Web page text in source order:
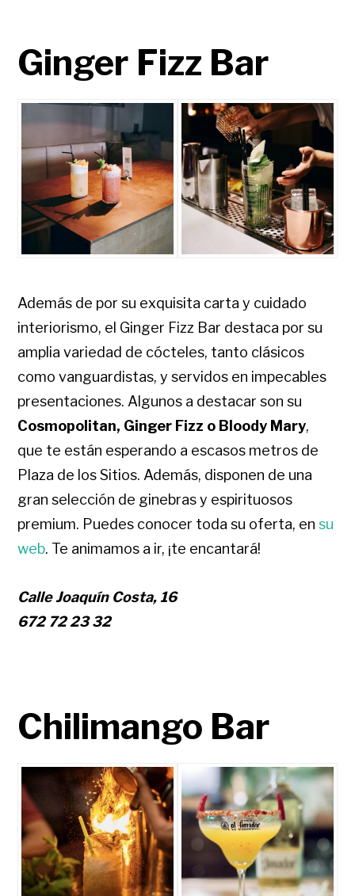
Ginger Fizz Bar
Además de por su exquisita carta y cuidado
interiorismo, el Ginger Fizz Bar destaca por su
amplia variedad de cócteles, tanto clásicos
como vanguardistas, y servidos en impecables
presentaciones. Algunos a destacar son su
Cosmopolitan, Ginger Fizz o Bloody Mary,
que te están esperando a escasos metros de
Plaza de los Sitios. Además, disponen de una
gran selección de ginebras y espirituosos
premium. Puedes conocer toda su oferta, en su
web. Te animamos a ir, ¡te encantará!
Calle Joaquín Costa, 16
672 72 23 32
Chilimango Bar